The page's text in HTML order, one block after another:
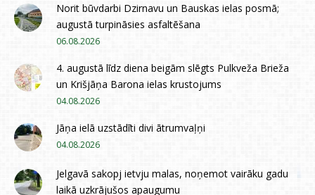
Norit būvdarbi Dzirnavu un Bauskas ielas posmā;
augustā turpināsies asfaltēšana
06.08.2026
4. augustā līdz diena beigām slēgts Pulkveža Brieža
un Krišjāņa Barona ielas krustojums
04.08.2026
Jāņa ielā uzstādīti divi ātrumvaļņi
04.08.2026
Jelgavā sakopj ietvju malas, noņemot vairāku gadu
laikā uzkrājušos apaugumu